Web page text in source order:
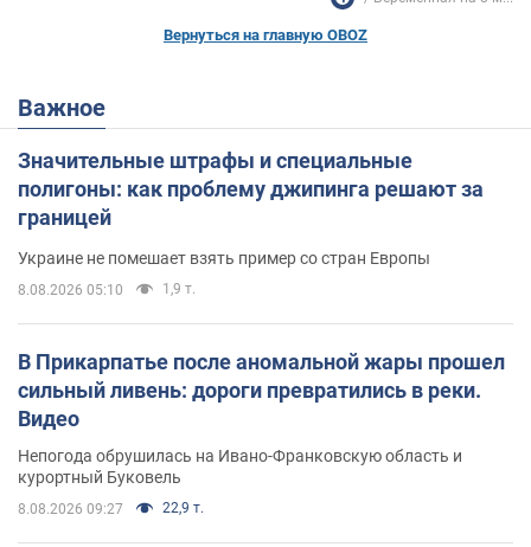
Вернуться на главную OBOZ
Важное
Значительные штрафы и специальные
полигоны: как проблему джипинга решают за
границей
Украине не помешает взять пример со стран Европы
8.08.2026 05:10 1,9 т.
В Прикарпатье после аномальной жары прошел
сильный ливень: дороги превратились в реки.
Видео
Непогода обрушилась на Ивано-Франковскую область и
курортный Буковель
8.08.2026 09:27 22,9 т.